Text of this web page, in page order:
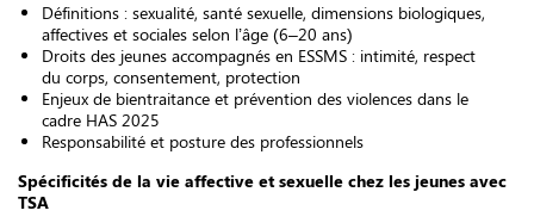
Définitions : sexualité, santé sexuelle, dimensions biologiques,
affectives et sociales selon l’âge (6–20 ans)
Droits des jeunes accompagnés en ESSMS : intimité, respect
du corps, consentement, protection
Enjeux de bientraitance et prévention des violences dans le
cadre HAS 2025
Responsabilité et posture des professionnels
Spécificités de la vie affective et sexuelle chez les jeunes avec
TSA